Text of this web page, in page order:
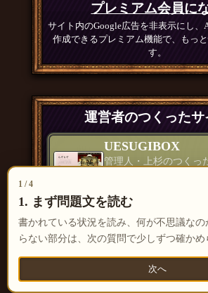
1 / 4
1. まず問題文を読む
書かれている状況を読み、何が不思議な
らない部分は、次の質問で少しずつ確かめ
次へ
プレミアム会員に
サイト内のGoogle広告を非表示にし、
作成できるプレミアム機能で、もっ
す。
運営者のつくったサ
UESUGIBOX
管理人・上杉のつくっ
つくったもの一覧 ＞